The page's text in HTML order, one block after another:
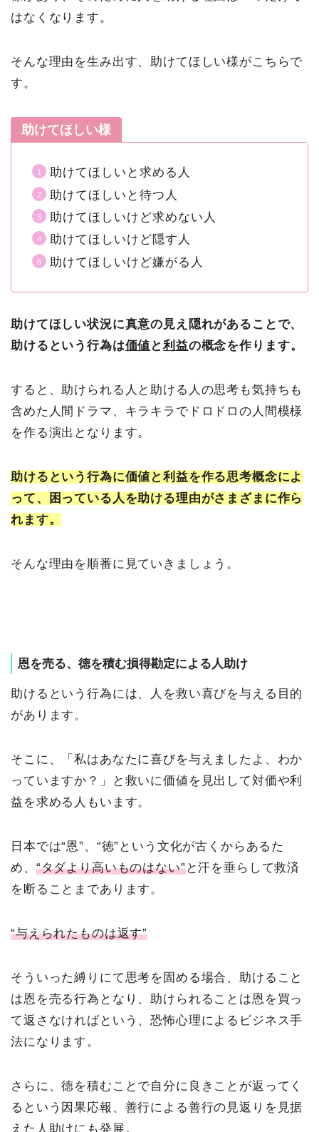
はなくなります。
そんな理由を生み出す、助けてほしい様がこちらで
す。
助けてほしい様
助けてほしいと求める人
助けてほしいと待つ人
助けてほしいけど求めない人
助けてほしいけど隠す人
助けてほしいけど嫌がる人
助けてほしい状況に真意の見え隠れがあることで、
助けるという行為は価値 と利益の概念を作ります。
すると、助けられる人と助ける人の思考も気持ちも
含めた人間ドラマ、キラキラでドロドロの人間模様
を作る演出となります。
助けるという行為に価値と利益を作る思考概念によ
って、困っている人を助ける理由がさまざまに作ら
れます。
そんな理由を順番に見ていきましょう。
恩を売る、徳を積む損得勘定による人助け
助けるという行為には、人を救い喜びを与える目的
があります。
そこに、「私はあなたに喜びを与えましたよ、わか
っていますか？」と救いに価値を見出して対価や利
益を求める人もいます。
日本では“恩”、“徳”という文化が古くからあるた
め、 “タダより高いものはない”と汗を垂らして救済
を断ることまであります。
“与えられたものは返す”
そういった縛りにて思考を固める場合、助けること
は恩を売る行為となり、助けられることは恩を買っ
て返さなければという、恐怖心理によるビジネス手
法になります。
さらに、徳を積むことで自分に良きことが返ってく
るという因果応報、善行による善行の見返りを見据
えた人助けにも発展。